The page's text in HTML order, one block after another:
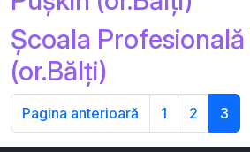
Școala Profesională
(or.Bălți)
Pagina anterioară 1 2 3